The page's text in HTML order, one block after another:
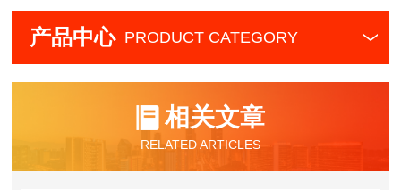
产品中心 PRODUCT CATEGORY
相关文章
RELATED ARTICLES